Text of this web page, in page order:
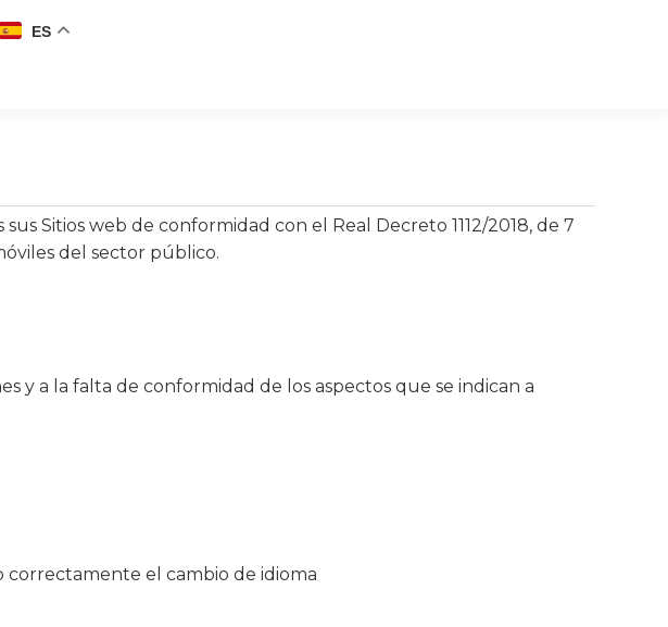
ES
Sitios web de conformidad con el Real Decreto 1112/2018, de 7
del sector público.
y a la falta de conformidad de los aspectos que se indican a
correctamente el cambio de idioma